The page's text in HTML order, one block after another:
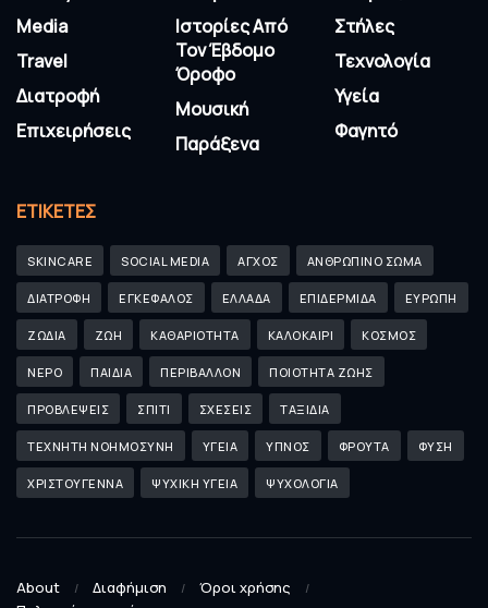
Media
Travel
Διατροφή
Επιχειρήσεις
Ιστορίες Από
Τον Έβδομο
Όροφο
Μουσική
Παράξενα
Στήλες
Τεχνολογία
Υγεία
Φαγητό
ΕΤΙΚΈΤΕΣ
SKINCARE SOCIAL MEDIA ΑΓΧΟΣ ΑΝΘΡΩΠΙΝΟ ΣΩΜΑ
ΔΙΑΤΡΟΦΗ ΕΓΚΕΦΑΛΟΣ ΕΛΛΑΔΑ ΕΠΙΔΕΡΜΙΔΑ ΕΥΡΩΠΗ
ΖΩΔΙΑ ΖΩΗ ΚΑΘΑΡΙΟΤΗΤΑ ΚΑΛΟΚΑΙΡΙ ΚΟΣΜΟΣ
ΝΕΡΟ ΠΑΙΔΙΑ ΠΕΡΙΒΑΛΛΟΝ ΠΟΙΟΤΗΤΑ ΖΩΗΣ
ΠΡΟΒΛΕΨΕΙΣ ΣΠΙΤΙ ΣΧΕΣΕΙΣ ΤΑΞΙΔΙΑ
ΤΕΧΝΗΤΗ ΝΟΗΜΟΣΥΝΗ ΥΓΕΙΑ ΥΠΝΟΣ ΦΡΟΥΤΑ ΦΥΣΗ
ΧΡΙΣΤΟΥΓΕΝΝΑ ΨΥΧΙΚΗ ΥΓΕΙΑ ΨΥΧΟΛΟΓΙΑ
About Διαφήμιση
Όροι χρήσης